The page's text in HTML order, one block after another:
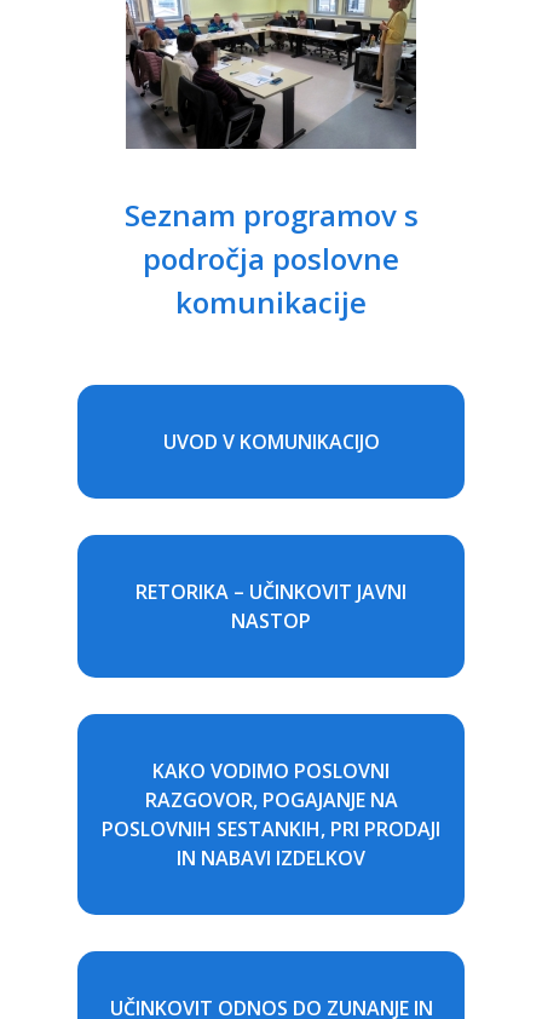
Seznam programov s
področja poslovne
komunikacije
UVOD V KOMUNIKACIJO
RETORIKA – UČINKOVIT JAVNI
NASTOP
KAKO VODIMO POSLOVNI
RAZGOVOR, POGAJANJE NA
POSLOVNIH SESTANKIH, PRI PRODAJI
IN NABAVI IZDELKOV
UČINKOVIT ODNOS DO ZUNANJE IN